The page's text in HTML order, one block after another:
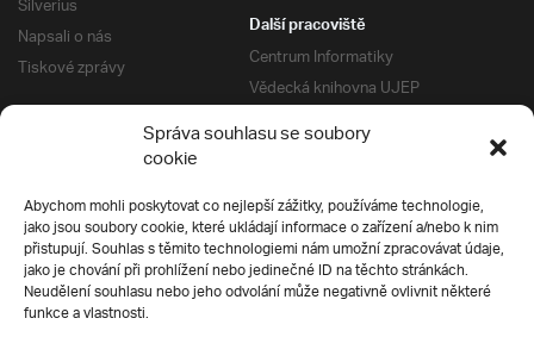
Správa souhlasu se soubory
cookie
Abychom mohli poskytovat co nejlepší zážitky, používáme technologie,
jako jsou soubory cookie, které ukládají informace o zařízení a/nebo k nim
přistupují. Souhlas s těmito technologiemi nám umožní zpracovávat údaje,
jako je chování při prohlížení nebo jedinečné ID na těchto stránkách.
Neudělení souhlasu nebo jeho odvolání může negativně ovlivnit některé
funkce a vlastnosti.
Napsali o nás
Tiskové zprávy
Další pracoviště
Centrum Informatiky
Vědecká knihovna UJEP
Správa kolejí a menz
Univerzitní centrum podpory
Silverius
Pro uchazeče
Přijímací řízení
E-prihlaska
Ochrana soukromí